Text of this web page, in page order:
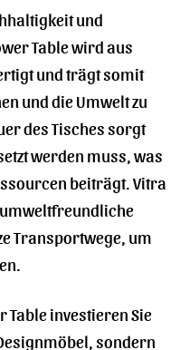
und
Table wird aus
und trägt somit
und die Umwelt zu
des Tisches sorgt
werden muss, was
beiträgt. Vitra
Transportwege, um
Table investieren Sie
sondern